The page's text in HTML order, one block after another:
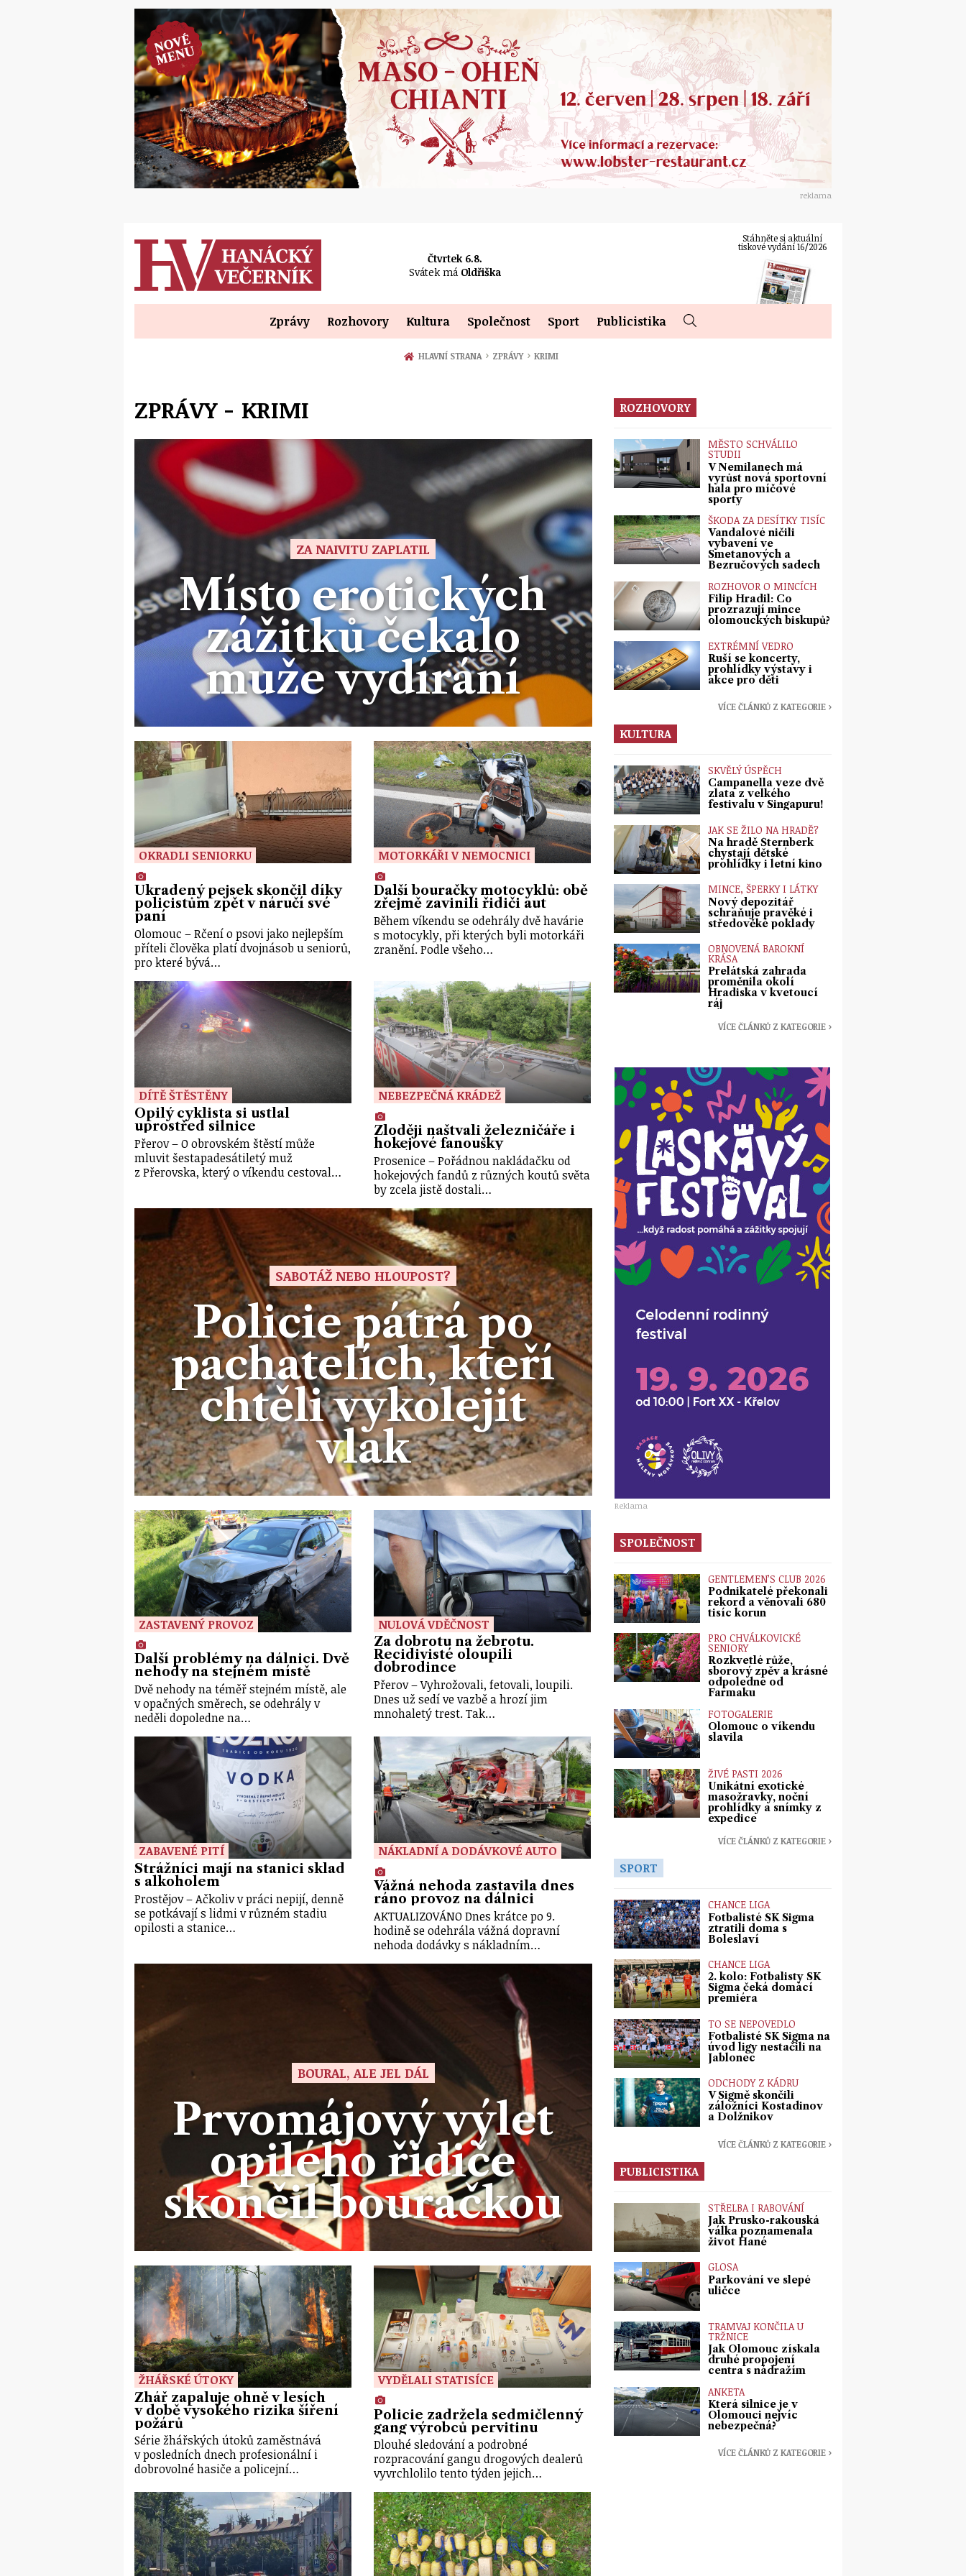
reklama
Čtvrtek 6.8.
Svátek má Oldřiška
Stáhněte si aktuální
tiskové vydání 16/2026
Zprávy Rozhovory Kultura Společnost Sport Publicistika
HLAVNÍ STRANA › ZPRÁVY › KRIMI
ZPRÁVY - KRIMI
ZA NAIVITU ZAPLATIL
Místo erotických
zážitků čekalo
muže vydírání
OKRADLI SENIORKU
Ukradený pejsek skončil díky
policistům zpět v náručí své
paní
Olomouc – Rčení o psovi jako nejlepším
příteli člověka platí dvojnásob u seniorů,
pro které bývá…
MOTORKÁŘI V NEMOCNICI
Další bouračky motocyklů: obě
zřejmě zavinili řidiči aut
Během víkendu se odehrály dvě havárie
s motocykly, při kterých byli motorkáři
zranění. Podle všeho…
DÍTĚ ŠTĚSTĚNY
Opilý cyklista si ustlal
uprostřed silnice
Přerov – O obrovském štěstí může
mluvit šestapadesátiletý muž
z Přerovska, který o víkendu cestoval…
NEBEZPEČNÁ KRÁDEŽ
Zloději naštvali železničáře i
hokejové fanoušky
Prosenice – Pořádnou nakládačku od
hokejových fandů z různých koutů světa
by zcela jistě dostali…
SABOTÁŽ NEBO HLOUPOST?
Policie pátrá po
pachatelích, kteří
chtěli vykolejit
vlak
ZASTAVENÝ PROVOZ
Další problémy na dálnici. Dvě
nehody na stejném místě
Dvě nehody na téměř stejném místě, ale
v opačných směrech, se odehrály v
neděli dopoledne na…
NULOVÁ VDĚČNOST
Za dobrotu na žebrotu.
Recidivisté oloupili
dobrodince
Přerov – Vyhrožovali, fetovali, loupili.
Dnes už sedí ve vazbě a hrozí jim
mnohaletý trest. Tak…
ZABAVENÉ PITÍ
Strážníci mají na stanici sklad
s alkoholem
Prostějov – Ačkoliv v práci nepijí, denně
se potkávají s lidmi v různém stadiu
opilosti a stanice…
NÁKLADNÍ A DODÁVKOVÉ AUTO
Vážná nehoda zastavila dnes
ráno provoz na dálnici
AKTUALIZOVÁNO Dnes krátce po 9.
hodině se odehrála vážná dopravní
nehoda dodávky s nákladním…
BOURAL, ALE JEL DÁL
Prvomájový výlet
opilého řidiče
skončil bouračkou
ŽHÁŘSKÉ ÚTOKY
Žhář zapaluje ohně v lesích
v době vysokého rizika šíření
požárů
Série žhářských útoků zaměstnává
v posledních dnech profesionální i
dobrovolné hasiče a policejní…
VYDĚLALI STATISÍCE
Policie zadržela sedmičlenný
gang výrobců pervitinu
Dlouhé sledování a podrobné
rozpracování gangu drogových dealerů
vyvrchlolilo tento týden jejich…
ROZHOVORY
MĚSTO SCHVÁLILO
STUDII
V Nemilanech má
vyrůst nová sportovní
hala pro míčové
sporty
ŠKODA ZA DESÍTKY TISÍC
Vandalové ničili
vybavení ve
Smetanových a
Bezručových sadech
ROZHOVOR O MINCÍCH
Filip Hradil: Co
prozrazují mince
olomouckých biskupů?
EXTRÉMNÍ VEDRO
Ruší se koncerty,
prohlídky výstavy i
akce pro děti
VÍCE ČLÁNKŮ Z KATEGORIE ›
KULTURA
SKVĚLÝ ÚSPĚCH
Campanella veze dvě
zlata z velkého
festivalu v Singapuru!
JAK SE ŽILO NA HRADĚ?
Na hradě Šternberk
chystají dětské
prohlídky i letní kino
MINCE, ŠPERKY I LÁTKY
Nový depozitář
schraňuje pravěké i
středověké poklady
OBNOVENÁ BAROKNÍ
KRÁSA
Prelátská zahrada
proměnila okolí
Hradiska v kvetoucí
ráj
VÍCE ČLÁNKŮ Z KATEGORIE ›
Reklama
SPOLEČNOST
GENTLEMEN’S CLUB 2026
Podnikatelé překonali
rekord a věnovali 680
tisíc korun
PRO CHVÁLKOVICKÉ
SENIORY
Rozkvetlé růže,
sborový zpěv a krásné
odpoledne od
Farmaku
FOTOGALERIE
Olomouc o víkendu
slavila
ŽIVÉ PASTI 2026
Unikátní exotické
masožravky, noční
prohlídky a snímky z
expedice
VÍCE ČLÁNKŮ Z KATEGORIE ›
SPORT
CHANCE LIGA
Fotbalisté SK Sigma
ztratili doma s
Boleslaví
CHANCE LIGA
2. kolo: Fotbalisty SK
Sigma čeká domácí
premiéra
TO SE NEPOVEDLO
Fotbalisté SK Sigma na
úvod ligy nestačili na
Jablonec
ODCHODY Z KÁDRU
V Sigmě skončili
záložníci Kostadinov
a Dolžnikov
VÍCE ČLÁNKŮ Z KATEGORIE ›
PUBLICISTIKA
STŘELBA I RABOVÁNÍ
Jak Prusko-rakouská
válka poznamenala
život Hané
GLOSA
Parkování ve slepé
uličce
TRAMVAJ KONČILA U
TRŽNICE
Jak Olomouc získala
druhé propojení
centra s nádražím
ANKETA
Která silnice je v
Olomouci nejvíc
nebezpečná?
VÍCE ČLÁNKŮ Z KATEGORIE ›